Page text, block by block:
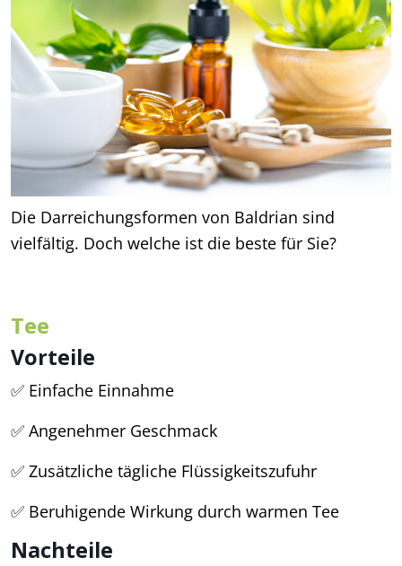
Die Darreichungsformen von Baldrian sind
vielfältig. Doch welche ist die beste für Sie?
Tee
Vorteile
✅ Einfache Einnahme
✅ Angenehmer Geschmack
✅ Zusätzliche tägliche Flüssigkeitszufuhr
✅ Beruhigende Wirkung durch warmen Tee
Nachteile